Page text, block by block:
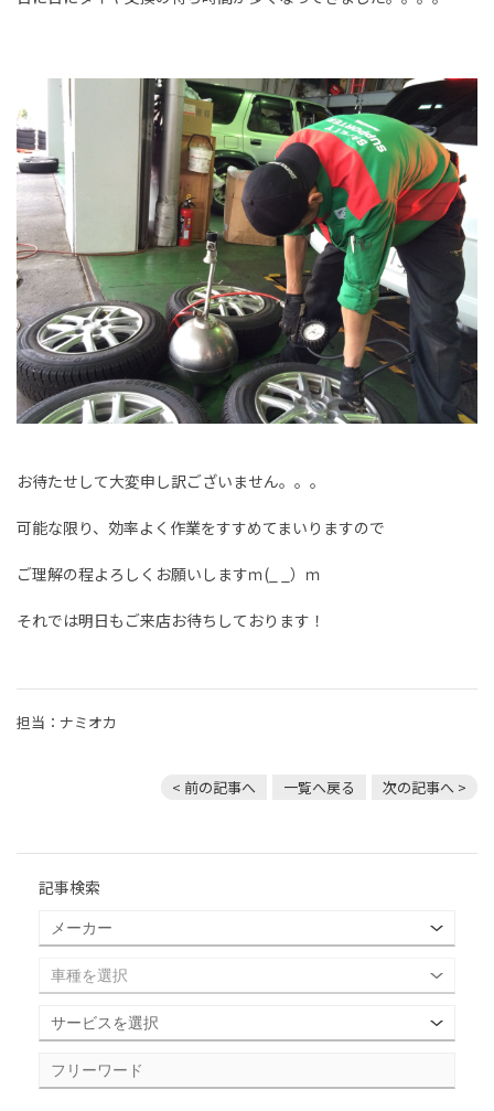
お待たせして大変申し訳ございません。。。
可能な限り、効率よく作業をすすめてまいりますので
ご理解の程よろしくお願いしますｍ(_ _）ｍ
それでは明日もご来店お待ちしております！
担当：ナミオカ
< 前の記事へ 一覧へ戻る 次の記事へ >
記事検索